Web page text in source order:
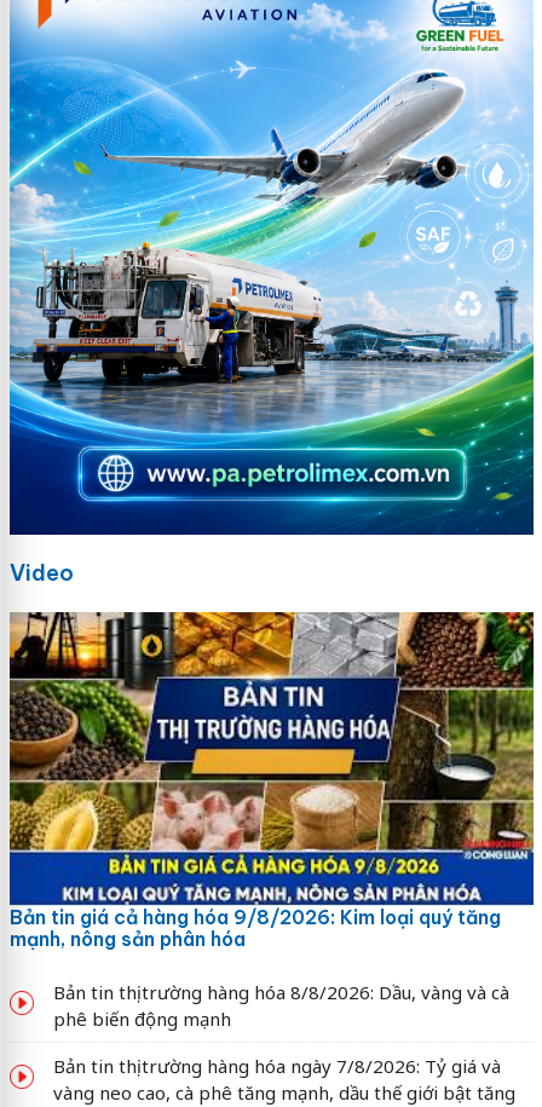
Video
Bản tin giá cả hàng hóa 9/8/2026: Kim loại quý tăng
mạnh, nông sản phân hóa
Bản tin thị trường hàng hóa 8/8/2026: Dầu, vàng và cà
phê biến động mạnh
Bản tin thị trường hàng hóa ngày 7/8/2026: Tỷ giá và
vàng neo cao, cà phê tăng mạnh, dầu thế giới bật tăng